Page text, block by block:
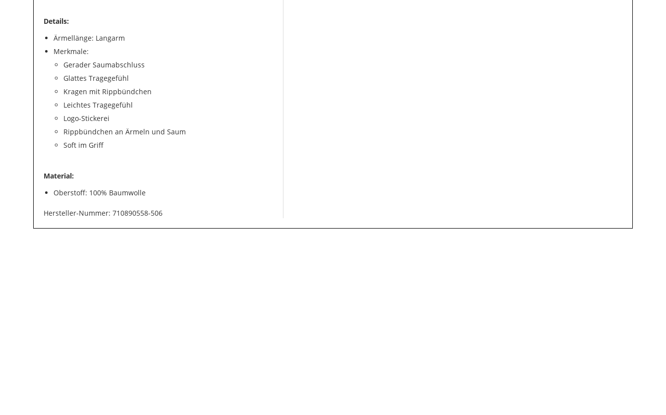
Details:
Ärmellänge: Langarm
Merkmale:
Gerader Saumabschluss
Glattes Tragegefühl
Kragen mit Rippbündchen
Leichtes Tragegefühl
Logo-Stickerei
Rippbündchen an Ärmeln und Saum
Soft im Griff
Material:
Oberstoff: 100% Baumwolle
Hersteller-Nummer: 710890558-506